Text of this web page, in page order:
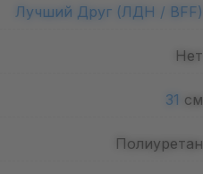
Лучший Друг (ЛДН / BFF)
Нет
31 см
Полиуретан